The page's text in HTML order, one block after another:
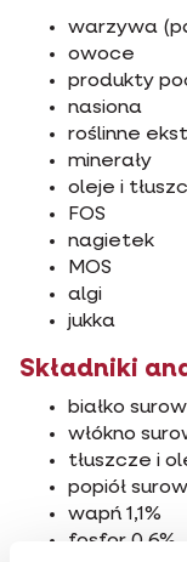
warzywa
owoce
produkty
nasiona
roślinne
minerały
oleje i
FOS
nagietek
MOS
algi
jukka
Składniki
białko
włókno
tłuszcze i
popiół
wapń 1,1%
fosfor 0,6%